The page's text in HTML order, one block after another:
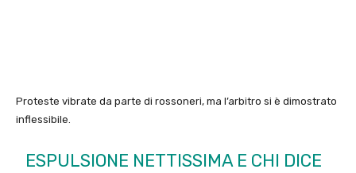
Proteste vibrate da parte di rossoneri, ma l’arbitro si è dimostrato
inflessibile.
ESPULSIONE NETTISSIMA E CHI DICE